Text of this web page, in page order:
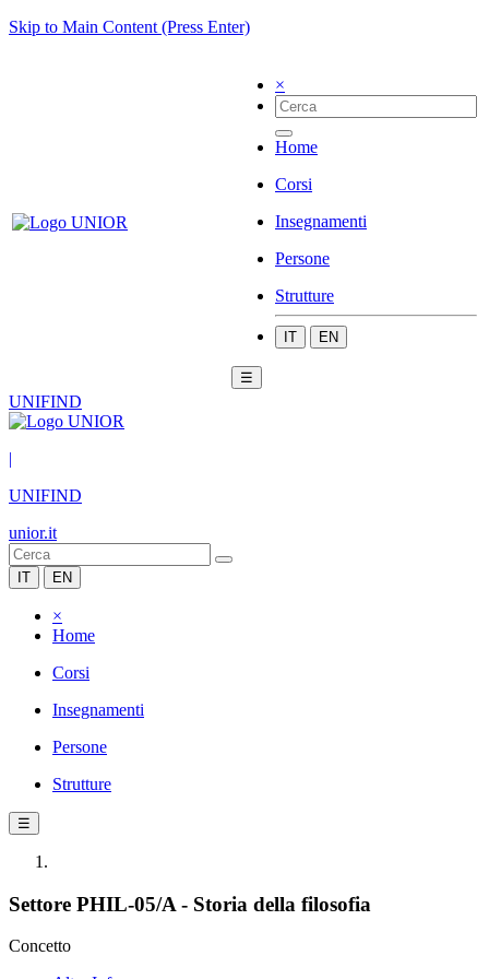
Skip to Main Content (Press Enter)
×
Home
Corsi
Insegnamenti
Persone
Strutture
IT EN
☰
UNIFIND
|
UNIFIND
unior.it
IT EN
×
Home
Corsi
Insegnamenti
Persone
Strutture
☰
Settore PHIL-05/A - Storia della filosofia
Concetto